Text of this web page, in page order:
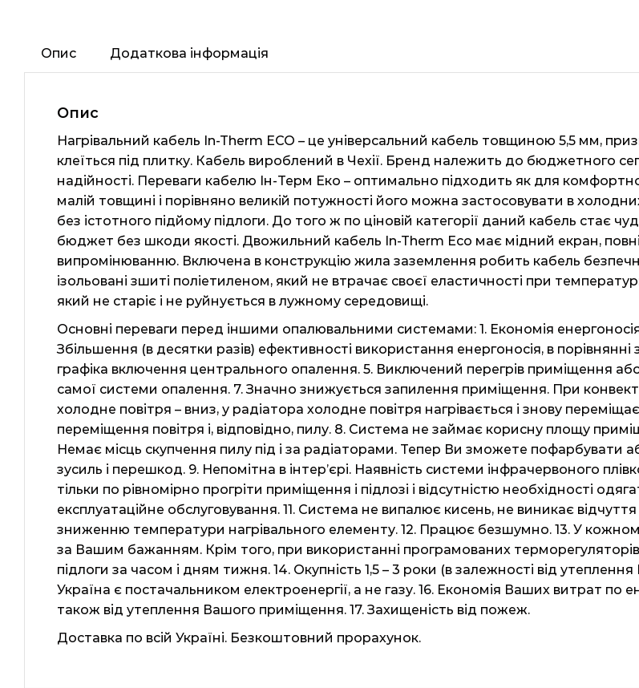
Опис Додаткова інформація
Опис
Нагрівальний кабель In-Therm ECO – це універсальний кабель товщиною 5,5 мм,
клеїться під плитку. Кабель вироблений в Чехії. Бренд належить до бюджетного
надійності. Переваги кабелю Ін-Терм Еко – оптимально підходить як для
малій товщині і порівняно великій потужності його можна застосовувати в
без істотного підйому підлоги. До того ж по ціновій категорії даний кабель
бюджет без шкоди якості. Двожильний кабель In-Therm Eco має мідний екран,
випромінюванню. Включена в конструкцію жила заземлення робить кабель
ізольовані зшиті поліетиленом, який не втрачає своєї еластичності при
який не старіє і не руйнується в лужному середовищі.
Основні переваги перед іншими опалювальними системами: 1. Економія
Збільшення (в десятки разів) ефективності використання енергоносія, в
графіка включення центрального опалення. 5. Виключений перегрів приміщення
самої системи опалення. 7. Значно знижується запилення приміщення. При
холодне повітря – вниз, у радіатора холодне повітря нагрівається і знову
переміщення повітря і, відповідно, пилу. 8. Система не займає корисну площу
Немає місць скупчення пилу під і за радіаторами. Тепер Ви зможете пофарбувати
зусиль і перешкод. 9. Непомітна в інтер’єрі. Наявність системи інфрачервоного
тільки по рівномірно прогріти приміщення і підлозі і відсутністю необхідності
експлуатаційне обслуговування. 11. Система не випалює кисень, не виникає
зниженню температури нагрівального елементу. 12. Працює безшумно. 13. У
за Вашим бажанням. Крім того, при використанні програмованих
підлоги за часом і дням тижня. 14. Окупність 1,5 – 3 роки (в залежності від
Україна є постачальником електроенергії, а не газу. 16. Економія Ваших витрат по
також від утеплення Вашого приміщення. 17. Захищеність від пожеж.
Доставка по всій Україні. Безкоштовний прорахунок.